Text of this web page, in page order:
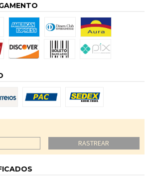
RASTREAR